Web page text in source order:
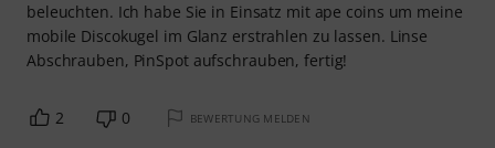
beleuchten. Ich habe Sie in Einsatz mit ape coins um meine
mobile Discokugel im Glanz erstrahlen zu lassen. Linse
Abschrauben, PinSpot aufschrauben, fertig!
2 0 BEWERTUNG MELDEN